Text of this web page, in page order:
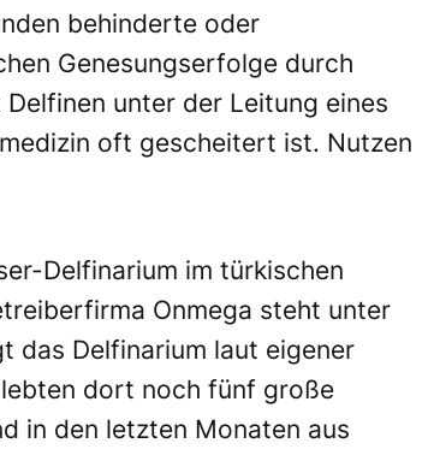
behinderte oder
Genesungserfolge durch
unter der Leitung eines
oft gescheitert ist. Nutzen
Delfinarium im türkischen
Onmega steht unter
das Delfinarium laut eigener
dort noch fünf große
in den letzten Monaten aus